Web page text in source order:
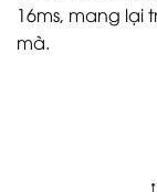
16ms, mang lại
mà.